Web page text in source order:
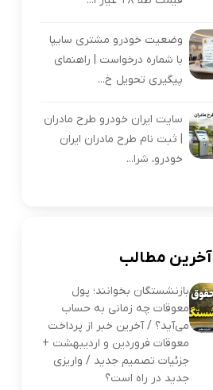
وضعیت خودرو مشتری سایپا
با شماره درخواست | راهنمای
پیگیری تحویل خ...
سایت ایران خودرو طرح مادران
| ثبت نام طرح مادران ایران
خودرو، شرا...
آخرین مطالب
بازنشستگان بخوانند؛ پول
معوقات چه زمانی به حساب
می‌آید؟ / آخرین خبر از پرداخت
معوقات فروردین و اردیبهشت +
جزئیات تصمیم جدید / واریزی
جدید در راه است؟